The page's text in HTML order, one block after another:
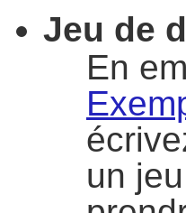
Jeu de
En
un